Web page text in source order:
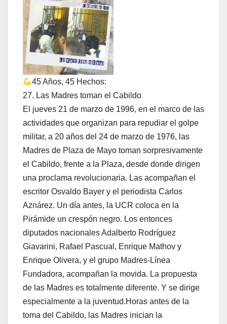
45 Años, 45 Hechos:
27. Las Madres toman el Cabildo
El jueves 21 de marzo de 1996, en el marco de las
actividades que organizan para repudiar el golpe
militar, a 20 años del 24 de marzo de 1976, las
Madres de Plaza de Mayo toman sorpresivamente
el Cabildo, frente a la Plaza, desde donde dirigen
una proclama revolucionaria. Las acompañan el
escritor Osvaldo Bayer y el periodista Carlos
Aznárez. Un día antes, la UCR coloca en la
Pirámide un crespón negro. Los entonces
diputados nacionales Adalberto Rodríguez
Giavarini, Rafael Pascual, Enrique Mathov y
Enrique Olivera, y el grupo Madres-Línea
Fundadora, acompañan la movida. La propuesta
de las Madres es totalmente diferente. Y se dirige
especialmente a la juventud.Horas antes de la
toma del Cabildo, las Madres inician la